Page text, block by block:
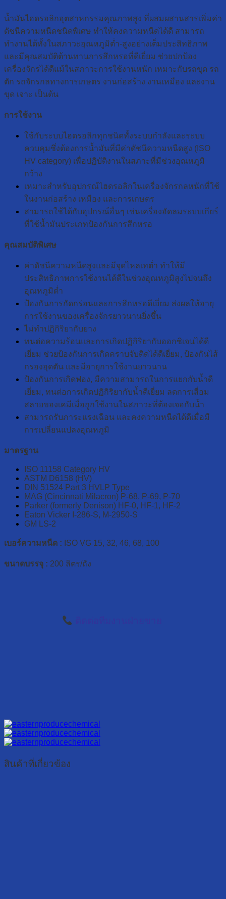
น้ำมันไฮดรอลิกอุตสาหกรรมคุณภาพสูง ที่ผสมผสานสารเพิ่มค่า
ดัชนีความหนืดชนิดพิเศษ ทำให้คงความหนืดได้ดี สามารถ
ทำงานได้ทั้งในสภาวะอุณหภูมิต่ำ-สูงอย่างเต็มประสิทธิภาพ
และมีคุณสมบัติต้านทานการสึกหรอที่ดีเยี่ยม ช่วยปกป้อง
เครื่องจักรได้ดีแม้ในสภาวะการใช้งานหนัก เหมาะกับรถขุด รถ
ตัก รถจักรกลทางการเกษตร งานก่อสร้าง งานเหมือง และงาน
ขุด เจาะ เป็นต้น
การใช้งาน
ใช้กับระบบไฮดรอลิกทุกชนิดทั้งระบบกำลังและระบบ
ควบคุมซึ่งต้องการน้ำมันที่มีค่าดัชนีความหนืดสูง (ISO
HV category) เพื่อปฏิบัติงานในสภาะที่มีช่วงอุณหภูมิ
กว้าง
เหมาะสำหรับอุปกรณ์ไฮดรอลิกในเครื่องจักรกลหนักที่ใช้
ในงานก่อสร้าง เหมือง และการเกษตร
สามารถใช้ได้กับอุปกรณ์อื่นๆ เช่นเครื่องอัดลมระบบเกียร์
ที่ใช้น้ำมันประเภทป้องกันการสึกหรอ
คุณสมบัติพิเศษ
ค่าดัชนีความหนืดสูงและมีจุดไหลเทต่ำ ทำให้มี
ประสิทธิภาพการใช้งานได้ดีในช่วงอุณหภูมิสูงไปจนถึง
อุณหภูมิต่ำ
ป้องกันการกัดกร่อนและการสึกหรอดีเยี่ยม ส่งผลให้อายุ
การใช้งานของเครื่องจักรยาวนานยิ่งขึ้น
ไม่ทำปฏิกิริยากับยาง
ทนต่อความร้อนและการเกิดปฏิกิริยากับออกซิเจนได้ดี
เยี่ยม ช่วยป้องกันการเกิดคราบจับติดได้ดีเยี่ยม, ป้องกันไส้
กรองอุดตัน และมีอายุการใช้งานยาวนาน
ป้องกันการเกิดฟอง, มีความสามารถในการแยกกับน้ำดี
เยี่ยม, ทนต่อการเกิดปฏิกิริยากับน้ำดีเยี่ยม ลดการเสื่อม
สลายของเคมีเมื่อถูกใช้งานในสภาวะที่ต้องเจอกับน้ำ
สามารถรับภาระแรงเฉือน และคงความหนืดได้ดีเมื่อมี
การเปลี่ยนแปลงอุณหภูมิ
มาตรฐาน
ISO 11158 Category HV
ASTM D6158 (HV)
DIN 51524 Part 3 HVLP Type
MAG (Cincinnati Milacron) P-68, P-69, P-70
Parker (formerly Denison) HF-0, HF-1, HF-2
Eaton Vicker I-286-S, M-2950-S
GM LS-2
เบอร์ความหนืด : ISO VG 15, 32, 46, 68, 100
ขนาดบรรจุ : 200 ลิตร/ถัง
สินค้าที่เกี่ยวข้อง